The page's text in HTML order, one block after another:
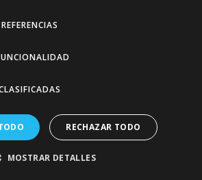
DEXERYL PACK CREMA
2X500 ML
RECHAZAR TODO
MOSTRAR DETALLES